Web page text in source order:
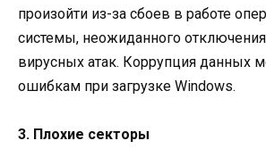
произойти из-за сбоев в работе
системы, неожиданного
вирусных атак. Коррупция данных
ошибкам при загрузке Windows.
3. Плохие секторы